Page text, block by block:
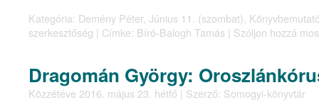
Kategória: Demény Péter, Június 11. (szombat)
szerkesztőség | Címke: Bíró-Balogh Tamás | Szóljon hozzá
Dragomán György:
Közzétéve 2016. május 23. hétfő | Szerző: Somogyi-könyvtár